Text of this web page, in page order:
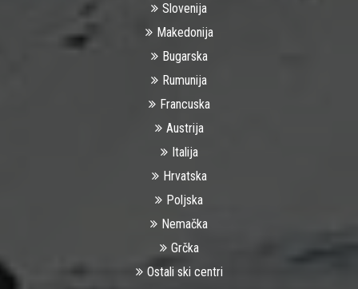
Slovenija
Makedonija
Bugarska
Rumunija
Francuska
Austrija
Italija
Hrvatska
Poljska
Nemačka
Grčka
Ostali ski centri